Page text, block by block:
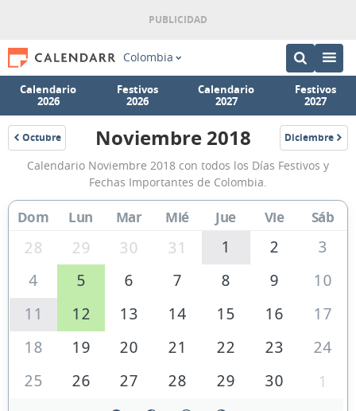
Colombia
Calendario
2026
Festivos
2026
Calendario
2027
Festivos
2027
Octubre
2018
Calendario
Noviembre
2018
de
Colombia
Noviembre 2018 Diciembre
2018
Calendario Noviembre 2018 con todos los Días Festivos y
Fechas Importantes de Colombia.
Dom Lun Mar Mié Jue Vie Sáb
28 29 30 31 1 2
3
4
5 6 7 8 9
10
11
12 13 14 15 16
17
18
19 20 21 22 23
24
25
26 27 28 29 30 1